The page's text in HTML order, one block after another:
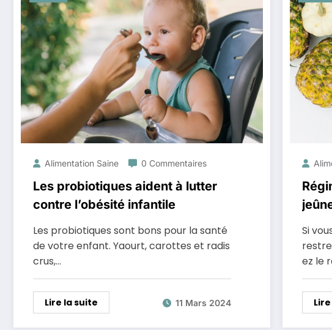
Alimentation Saine 0 Commentaires
Les probiotiques aident à lutter
contre l’obésité infantile
Les probiotiques sont bons pour la santé
de votre enfant. Yaourt, carottes et radis
crus,…
Lire la suite 11 Mars 2024
Si
ez le